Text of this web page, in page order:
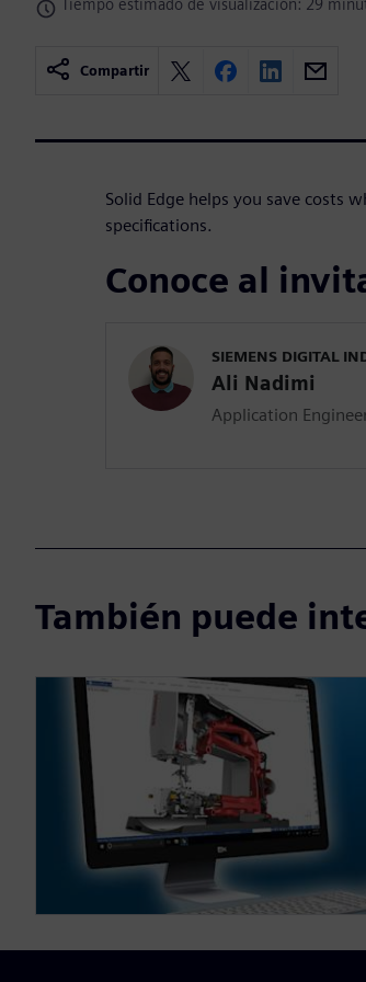
Tiempo estimado de visualización: 29
Compartir
Solid Edge helps you save costs
specifications.
Conoce al
SIEMENS DIGITAL
Ali Nadimi
Application
También puede